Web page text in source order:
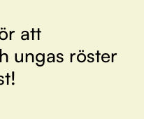
att
ungas röster